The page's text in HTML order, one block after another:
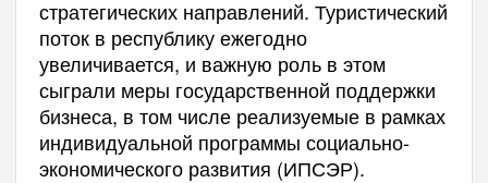
стратегических направлений. Туристический
поток в республику ежегодно
увеличивается, и важную роль в этом
сыграли меры государственной поддержки
бизнеса, в том числе реализуемые в рамках
индивидуальной программы социально-
экономического развития (ИПСЭР).